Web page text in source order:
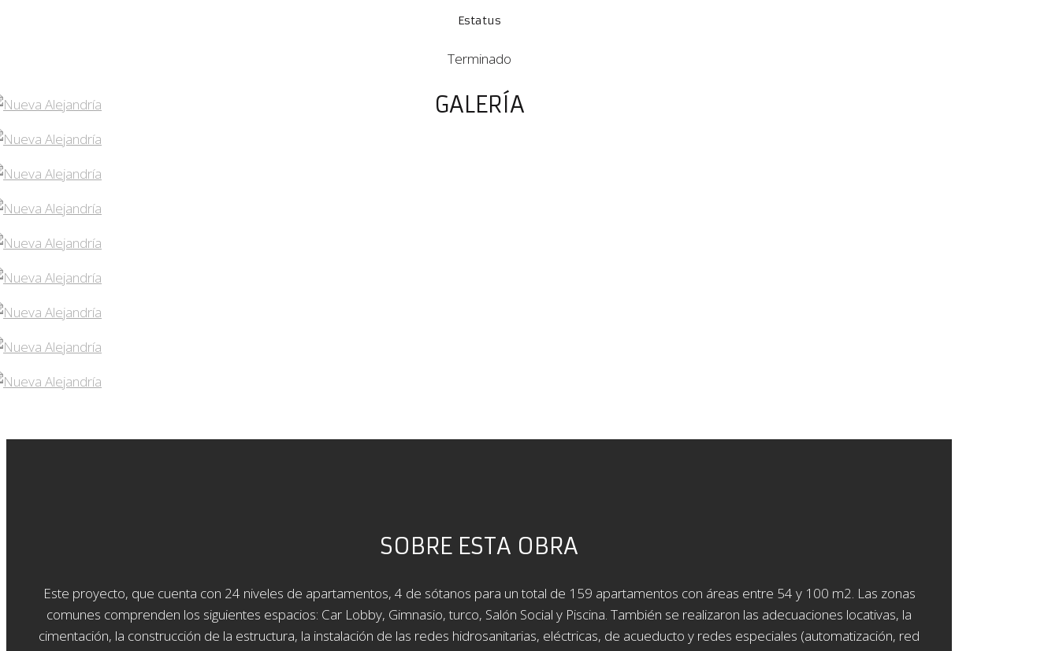
Estatus
Terminado
GALERÍA
SOBRE ESTA OBRA
Este proyecto, que cuenta con 24 niveles de apartamentos, 4 de sótanos para un total de 159 apartamentos con áreas entre 54 y 100 m2. Las zonas
comunes comprenden los siguientes espacios: Car Lobby, Gimnasio, turco, Salón Social y Piscina. También se realizaron las adecuaciones locativas, la
cimentación, la construcción de la estructura, la instalación de las redes hidrosanitarias, eléctricas, de acueducto y redes especiales (automatización, red